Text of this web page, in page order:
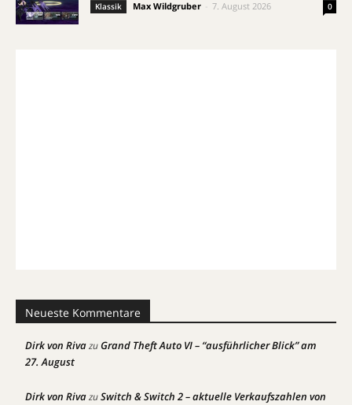
Klassik Max Wildgruber 7. August 2026 0
Neueste Kommentare
Dirk von RivazuGrand Theft Auto VI – “ausführlicher Blick” am
27. August
Dirk von RivazuSwitch & Switch 2 – aktuelle Verkaufszahlen von